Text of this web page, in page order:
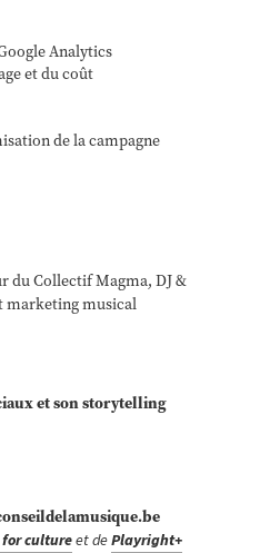
Analytics
et du coût
de la campagne
du Collectif Magma, DJ &
marketing musical
et son storytelling
cultureet dePlayright+